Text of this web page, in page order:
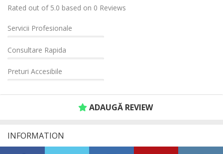
Rated out of 5.0 based on 0 Reviews
Servicii Profesionale
Consultare Rapida
Preturi Accesibile
ADAUGĂ REVIEW
INFORMATION